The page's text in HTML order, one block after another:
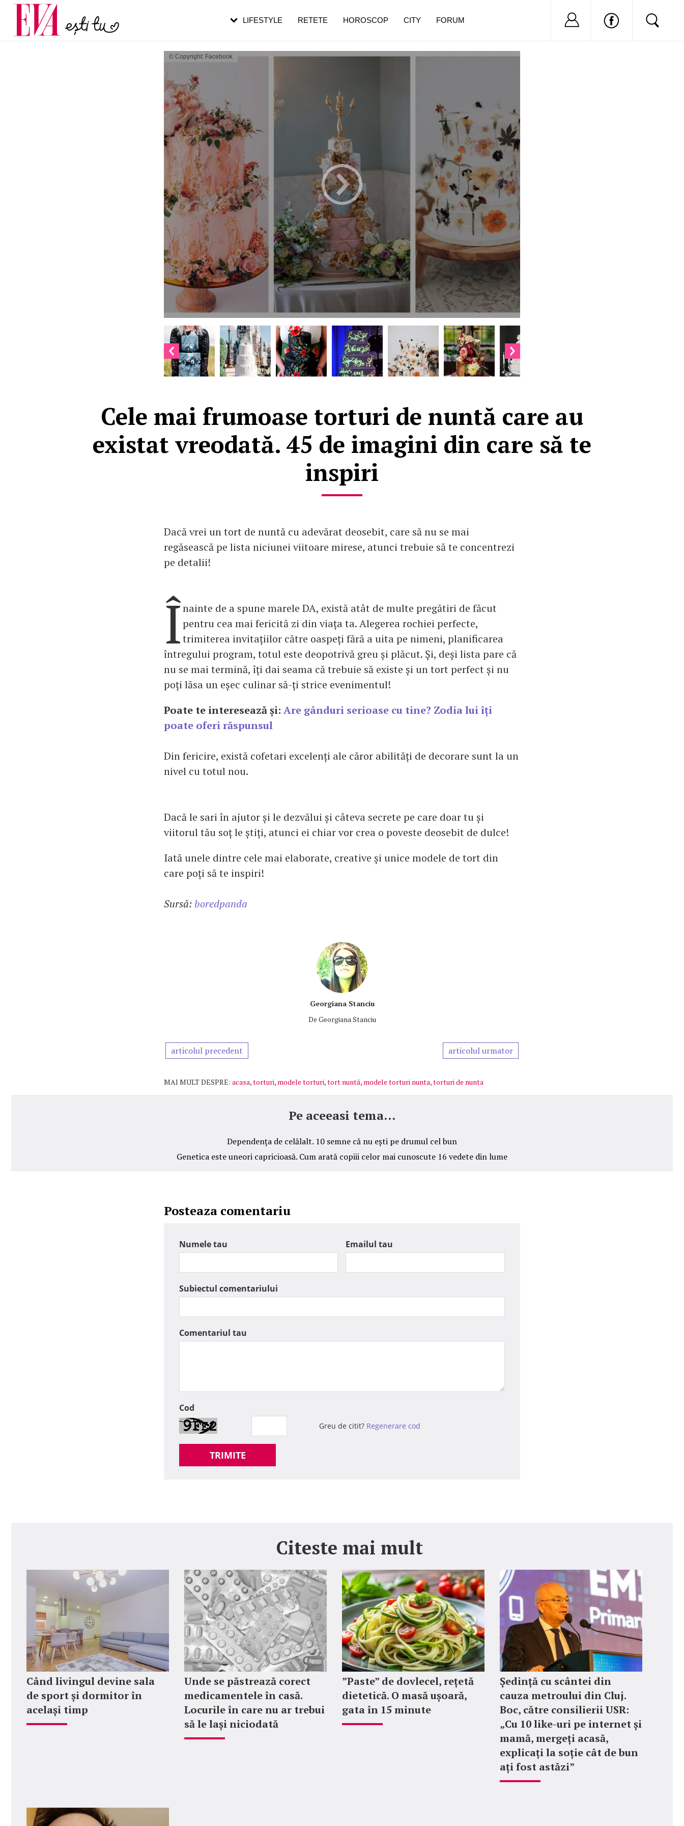
© Copyright: Facebook
Cele mai frumoase torturi de nuntă care au
existat vreodată. 45 de imagini din care să te
inspiri
Dacă vrei un tort de nuntă cu adevărat deosebit, care să nu se mai
regăsească pe lista niciunei viitoare mirese, atunci trebuie să te concentrezi
pe detalii!
Înainte de a spune marele DA, există atât de multe pregătiri de făcut
pentru cea mai fericită zi din viața ta. Alegerea rochiei perfecte,
trimiterea invitațiilor către oaspeți fără a uita pe nimeni, planificarea
întregului program, totul este deopotrivă greu și plăcut. Și, deși lista pare că
nu se mai termină, îți dai seama că trebuie să existe și un tort perfect și nu
poți lăsa un eșec culinar să-ți strice evenimentul!
Poate te interesează și: Are gânduri serioase cu tine? Zodia lui îți
poate oferi răspunsul
Din fericire, există cofetari excelenți ale căror abilități de decorare sunt la un
nivel cu totul nou.
Dacă le sari în ajutor și le dezvălui și câteva secrete pe care doar tu și
viitorul tău soț le știți, atunci ei chiar vor crea o poveste deosebit de dulce!
Iată unele dintre cele mai elaborate, creative și unice modele de tort din
care poți să te inspiri!
Sursă: boredpanda
Georgiana Stanciu
De Georgiana Stanciu
articolul precedent articolul urmator
MAI MULT DESPRE: acasa,torturi, modele torturi,tort nuntă, modele torturi nunta,torturi de nunta
Pe aceeasi tema...
Dependența de celălalt. 10 semne că nu ești pe drumul cel bun
Genetica este uneori capricioasă. Cum arată copiii celor mai cunoscute 16 vedete din lume
Posteaza comentariu
Numele tau Emailul tau
Subiectul comentariului
Comentariul tau
Cod
Greu de citit? Regenerare cod
TRIMITE
Citeste mai mult
Când livingul devine sala
de sport și dormitor în
același timp
Unde se păstrează corect
medicamentele în casă.
Locurile în care nu ar trebui
să le lași niciodată
”Paste” de dovlecel, rețetă
dietetică. O masă ușoară,
gata în 15 minute
Ședință cu scântei din
cauza metroului din Cluj.
Boc, către consilierii USR:
„Cu 10 like-uri pe internet și
mamă, mergeți acasă,
explicați la soție cât de bun
ați fost astăzi”
LIFESTYLE RETETE HOROSCOP CITY FORUM Nu ai cont?
Carieră
Actualitate
pe măsură ce înaintezi în vârstă